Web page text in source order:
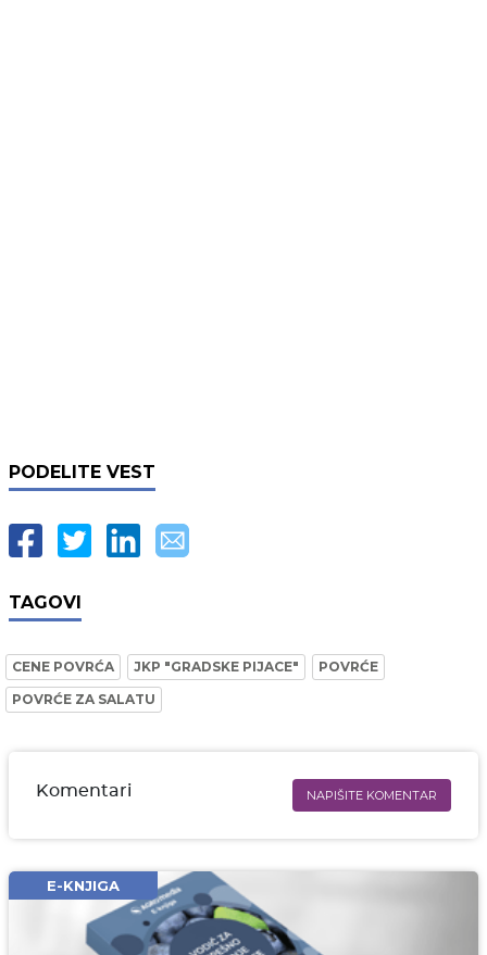
PODELITE VEST
TAGOVI
CENE POVRĆA JKP "GRADSKE PIJACE"
POVRĆE
POVRĆE ZA SALATU
Komentari NAPIŠITE KOMENTAR
Email* obavezno
Komentar* obavezno
E-KNJIGA